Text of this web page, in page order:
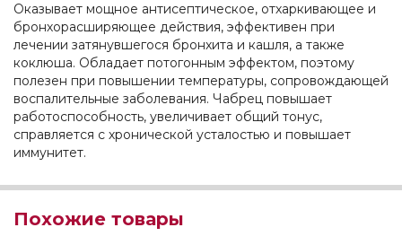
Оказывает мощное антисептическое, отхаркивающее и
бронхорасширяющее действия, эффективен при
лечении затянувшегося бронхита и кашля, а также
коклюша. Обладает потогонным эффектом, поэтому
полезен при повышении температуры, сопровождающей
воспалительные заболевания. Чабрец повышает
работоспособность, увеличивает общий тонус,
справляется с хронической усталостью и повышает
иммунитет.
Похожие товары